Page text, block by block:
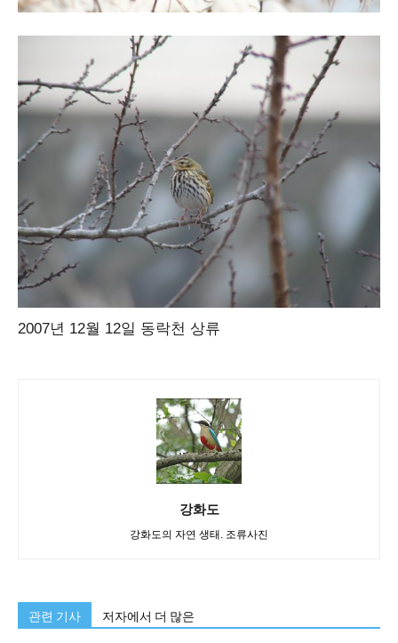
2007년 12월 12일 동락천 상류
강화도
강화도의 자연 생태. 조류사진
관련 기사 저자에서 더 많은